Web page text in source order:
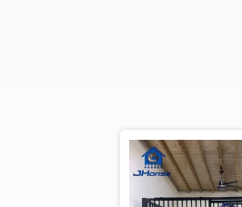
Video